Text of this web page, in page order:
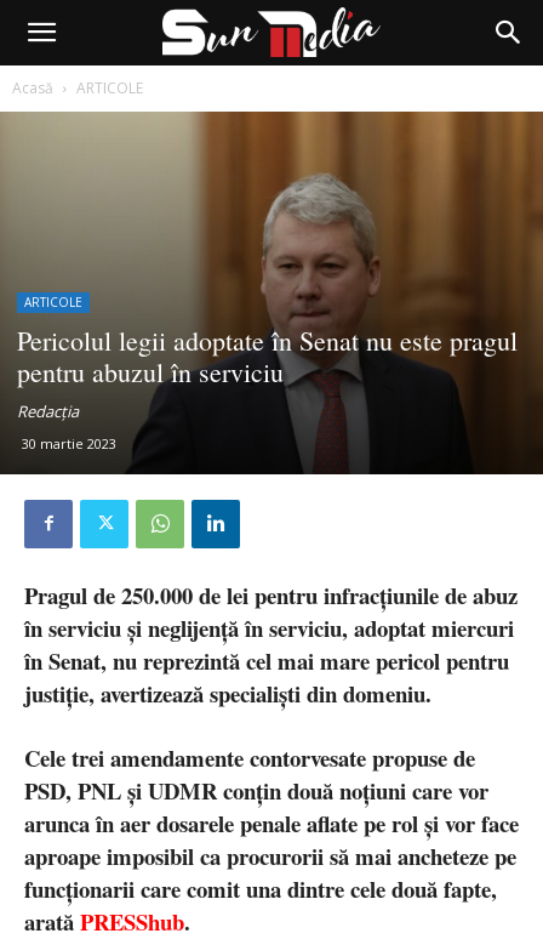
Acasă ARTICOLE
ARTICOLE
Pericolul legii adoptate în Senat nu este pragul
pentru abuzul în serviciu
Redacția
30 martie 2023
Pragul de 250.000 de lei pentru infracțiunile de abuz
în serviciu și neglijență în serviciu, adoptat miercuri
în Senat, nu reprezintă cel mai mare pericol pentru
justiție, avertizează specialiști din domeniu.
Cele trei amendamente contorvesate propuse de
PSD, PNL și UDMR conțin două noțiuni care vor
arunca în aer dosarele penale aflate pe rol și vor face
aproape imposibil ca procurorii să mai ancheteze pe
funcționarii care comit una dintre cele două fapte,
aratăPRESShub.